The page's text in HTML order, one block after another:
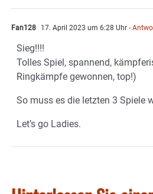
Fan128 17. April 2023 um 6:28 Uhr -
Sieg!!!!
Tolles Spiel, spannend,
Ringkämpfe gewonnen, top!)
So muss es die letzten 3 Spiele
Let’s go Ladies.